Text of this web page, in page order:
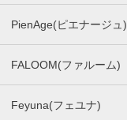
PienAge(ピエナージュ)
FALOOM(ファルーム)
Feyuna(フェユナ)